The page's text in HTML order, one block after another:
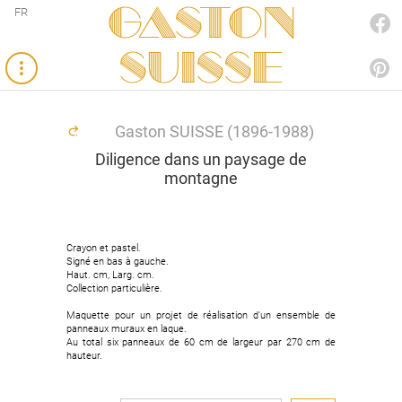
Gaston
SUISSE
FR
Gaston SUISSE (1896-1988)
Diligence dans un paysage de
montagne
Crayon et pastel.
Signé en bas à gauche.
Haut. cm, Larg. cm.
Collection particulière.
Maquette pour un projet de réalisation d'un ensemble de
panneaux muraux en laque.
Au total six panneaux de 60 cm de largeur par 270 cm de
hauteur.
Crayon et pastel.
Signé en bas à gauche.
Haut. cm, Larg. cm.
Collection particulière.
Maquette pour un projet de réalisation d'un ensemble de
panneaux muraux en laque.
Au total six panneaux de 60 cm de largeur par 270 cm de
hauteur.